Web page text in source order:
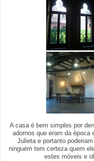
A casa é bem simples por
adornos que eram da época
Julieta e portanto
ninguém tem certeza quem
estes móveis e